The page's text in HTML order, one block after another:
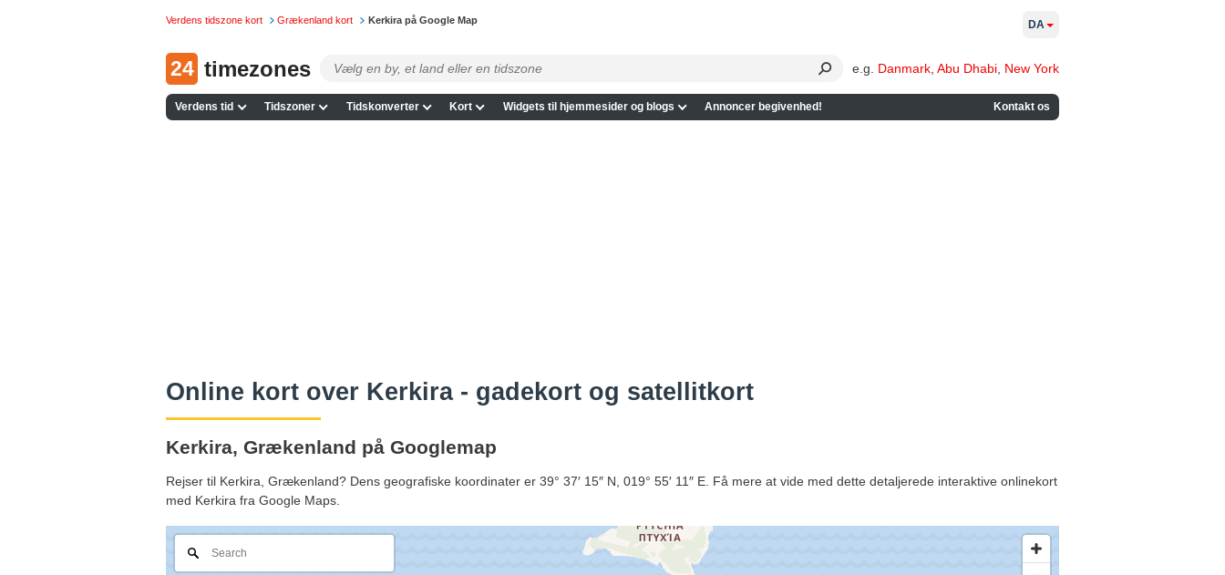
Verdens tidszone kort Grækenland kort Kerkira på Google Map
24 timezones e.g. Danmark Abu Dhabi New York
Verdens tid Tidszoner Tidskonverter Kort Widgets til hjemmesider og blogs Annoncer begivenhed! Kontakt os
DA
Online kort over Kerkira - gadekort og satellitkort
Kerkira, Grækenland på Googlemap
Rejser til Kerkira, Grækenland? Dens geografiske koordinater er 39° 37′ 15″ N, 019° 55′ 11″ E. Få mere at vide med dette detaljerede interaktive onlinekort
med Kerkira fra Google Maps.